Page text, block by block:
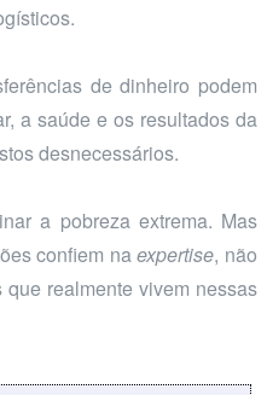
de dinheiro podem
a saúde e os resultados da
desnecessários.
a pobreza extrema. Mas
confiem naexpertise, não
realmente vivem nessas